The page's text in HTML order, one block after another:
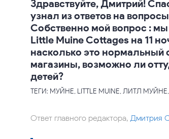
Здравствуйте, Дмитрий!
узнал из ответов на
Собственно мой вопрос : мы
Little Muine Cottages на 11
насколько это нормальный
магазины, возможно ли
детей?
ТЕГИ: МУЙНЕ, LITTLE MUINE, ЛИТЛ
Ответ главного редактора, Дмитрия